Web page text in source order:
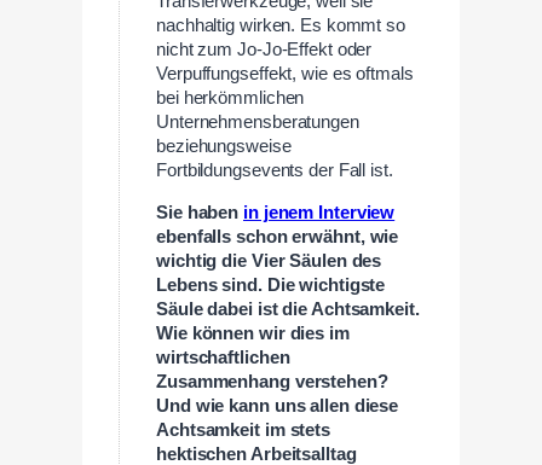
nachhaltig wirken. Es kommt so
nicht zum Jo-Jo-Effekt oder
Verpuffungseffekt, wie es oftmals
bei herkömmlichen
Unternehmensberatungen
beziehungsweise
Fortbildungsevents der Fall ist.
Sie haben in jenem Interview
ebenfallsschon erwähnt, wie
wichtig die Vier Säulen des
Lebens sind. Die wichtigste
Säule dabei ist die Achtsamkeit.
Wie können wir dies im
wirtschaftlichen
Zusammenhang verstehen?
Und wie kann uns allen diese
Achtsamkeit im stets
hektischen Arbeitsalltag